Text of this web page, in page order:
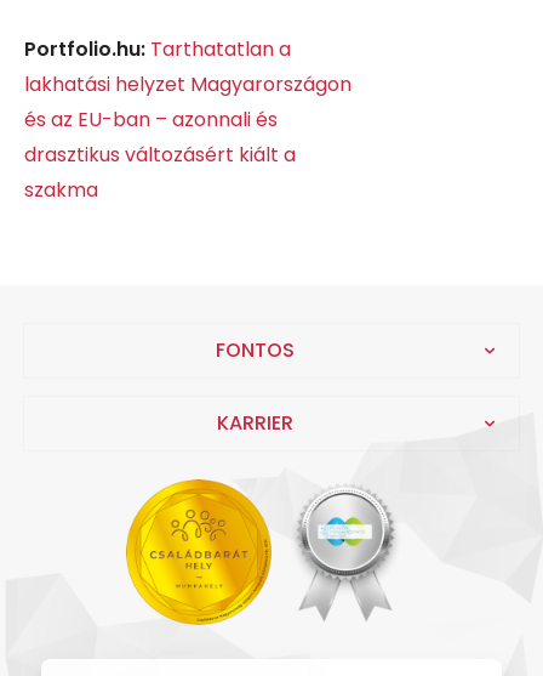
Portfolio.hu: Tarthatatlan a
lakhatási helyzet Magyarországon
és az EU-ban – azonnali és
drasztikus változásért kiált a
szakma
FONTOS
KARRIER